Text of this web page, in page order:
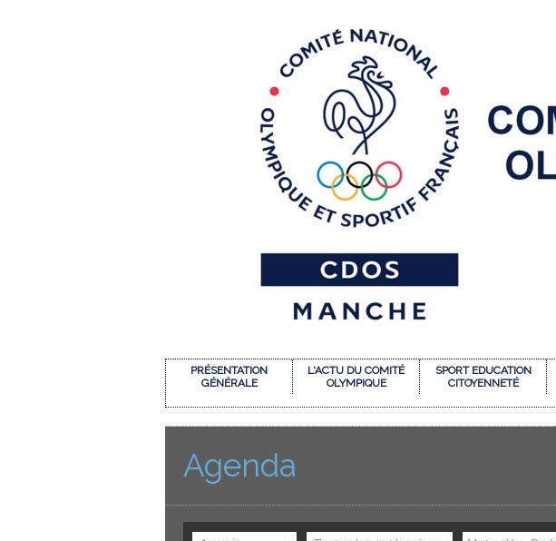
PRÉSENTATION
GÉNÉRALE
L'ACTU DU COMITÉ
OLYMPIQUE
SPORT EDUCATION
CITOYENNETÉ
Agenda